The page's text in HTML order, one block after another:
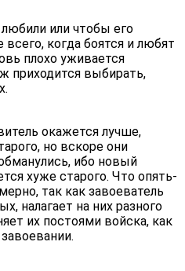
или чтобы его
всего, когда боятся и любят
плохо уживается
приходится выбирать,
окажется лучше,
но вскоре они
ибо новый
хуже старого. Что опять-
так как завоеватель
налагает на них разного
их постоями войска, как